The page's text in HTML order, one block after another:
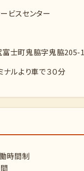
ビスセンター
士町鬼脇字鬼脇205-1
ナルより車で３０分
時間制